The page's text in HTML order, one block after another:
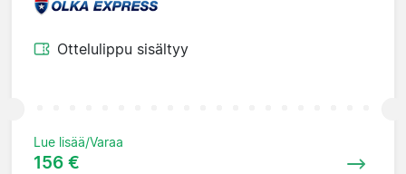
Ottelulippu sisältyy
Lue lisää/Varaa
156 €